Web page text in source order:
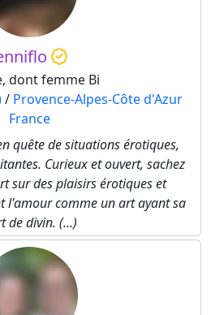
dont femme Bi
/ Provence-Alpes-Côte d'Azur
France
quête de situations érotiques,
Curieux et ouvert, sachez
sur des plaisirs érotiques et
l'amour comme un art ayant sa
de divin. (...)